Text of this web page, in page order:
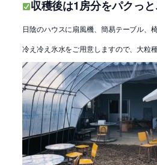
収穫後は1房分をパクっ
日陰のハウスに扇風機、簡易テーブル、
冷え冷え氷水をご用意しますので、大粒